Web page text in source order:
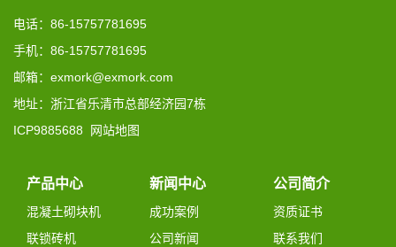
电话：86-15757781695
手机：86-15757781695
邮箱：exmork@exmork.com
地址：浙江省乐清市总部经济园7栋
ICP9885688
网站地图
产品中心
混凝土砌块机
联锁砖机
新闻中心
成功案例
公司新闻
公司简介
资质证书
联系我们